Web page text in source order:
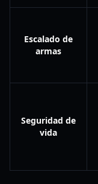
Escalado de
armas
Seguridad de
vida